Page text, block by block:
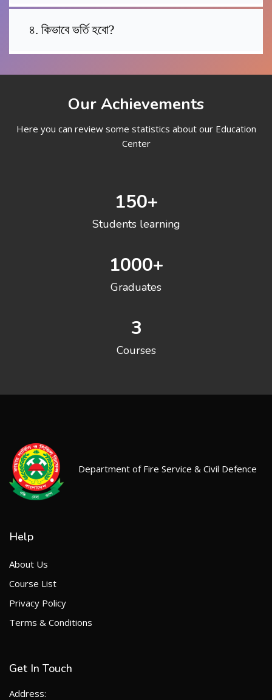
৪. কিভাবে ভর্তি হবো?
Our Achievements
Here you can review some statistics about our Education
Center
150+
Students learning
1000+
Graduates
3
Courses
Department of Fire Service & Civil Defence
Help
About Us
Course List
Privacy Policy
Terms & Conditions
Get In Touch
Address: